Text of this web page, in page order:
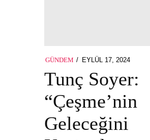
GÜNDEM
POSTED
EYLÜL 17, 2024
Tunç Soyer:
“Çeşme’nin
Geleceğini